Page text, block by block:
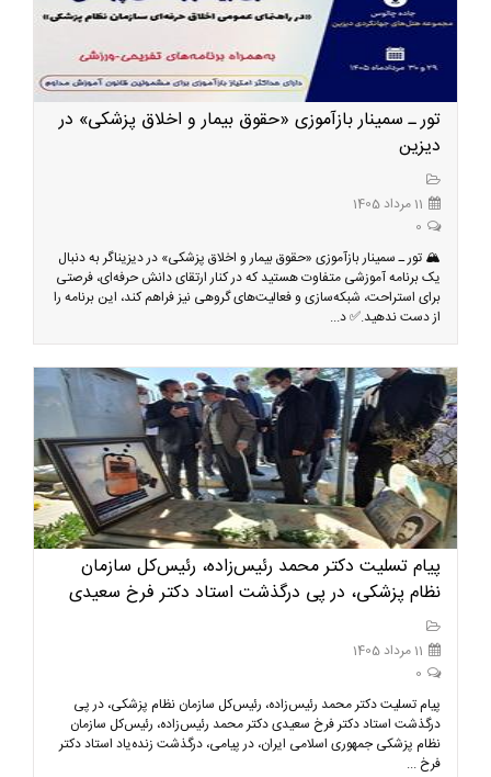
تور ـ سمینار بازآموزی «حقوق بیمار و اخلاق پزشکی» در
دیزین
11 مرداد 1405
0
🏔️ تور ـ سمینار بازآموزی «حقوق بیمار و اخلاق پزشکی» در دیزیناگر به دنبال
یک برنامه آموزشی متفاوت هستید که در کنار ارتقای دانش حرفه‌ای، فرصتی
برای استراحت، شبکه‌سازی و فعالیت‌های گروهی نیز فراهم کند، این برنامه را
از دست ندهید.✅ د...
پیام تسلیت دکتر محمد رئیس‌زاده، رئیس‌کل سازمان
نظام پزشکی، در پی درگذشت استاد دکتر فرخ سعیدی
11 مرداد 1405
0
پیام تسلیت دکتر محمد رئیس‌زاده، رئیس‌کل سازمان نظام پزشکی، در پی
درگذشت استاد دکتر فرخ سعیدی دکتر محمد رئیس‌زاده، رئیس‌کل سازمان
نظام پزشکی جمهوری اسلامی ایران، در پیامی، درگذشت زنده‌یاد استاد دکتر
فرخ ...